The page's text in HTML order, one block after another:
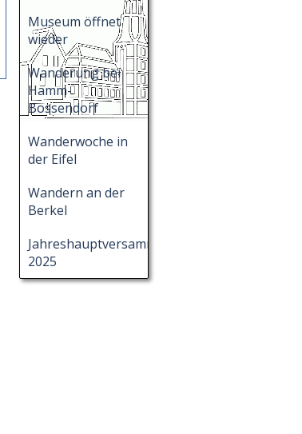
Museum öffnet
wieder
Wanderung bei
Hamm-
Bossendorf
Wanderwoche in
der Eifel
Wandern an der
Berkel
Jahreshauptversammlung
2025